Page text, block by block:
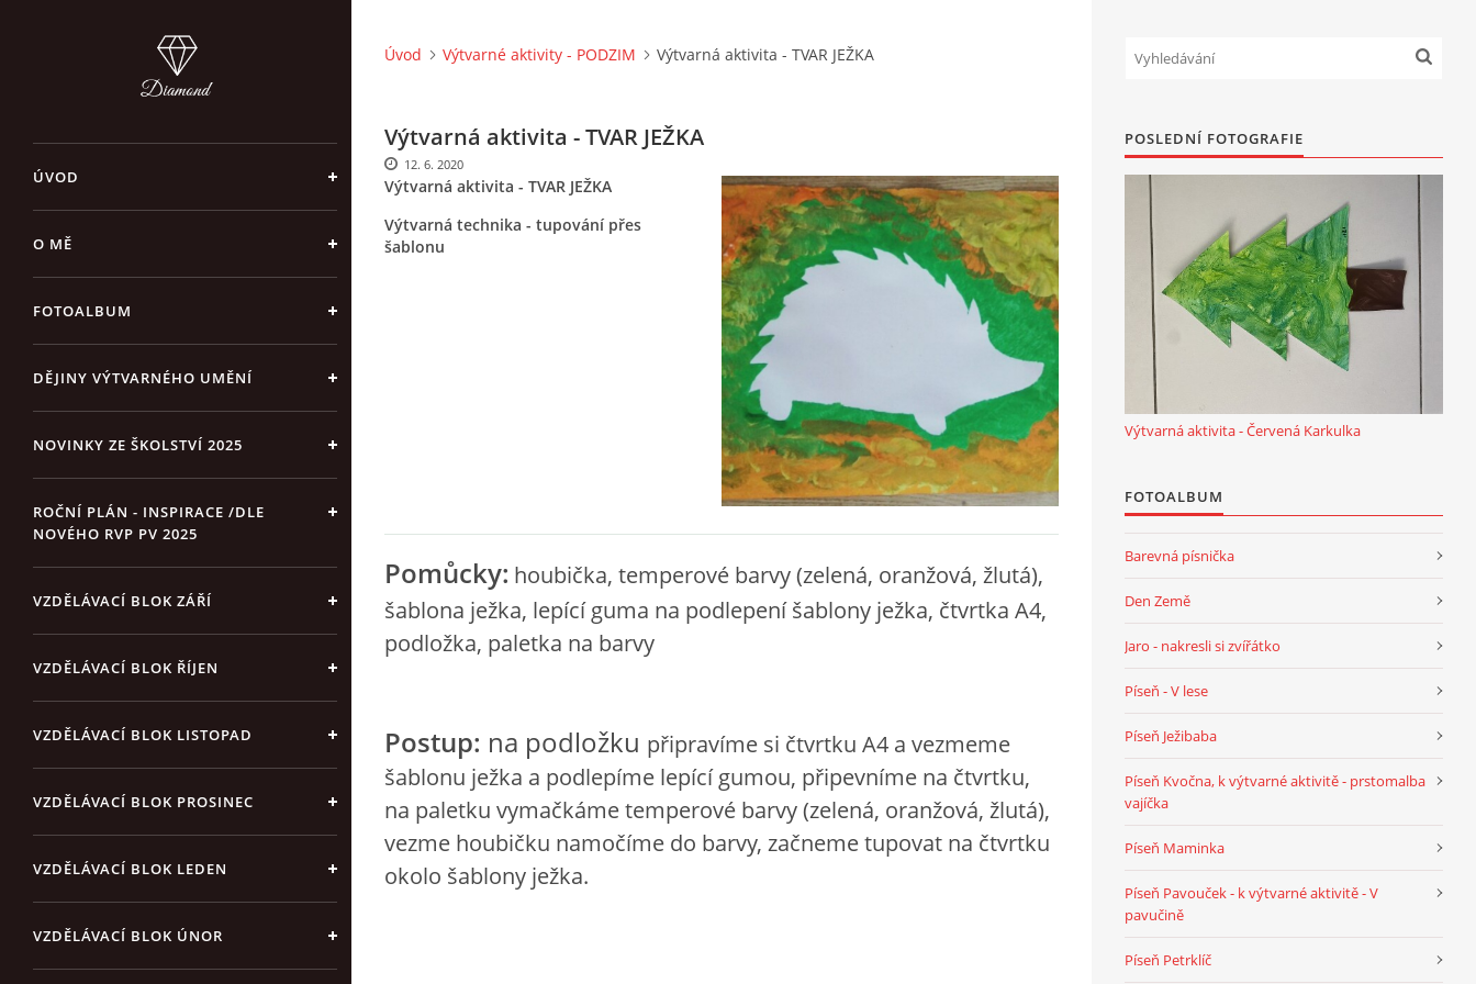
ÚVOD
O MĚ
FOTOALBUM
DĚJINY VÝTVARNÉHO UMĚNÍ
NOVINKY ZE ŠKOLSTVÍ 2025
ROČNÍ PLÁN - INSPIRACE /DLE
NOVÉHO RVP PV 2025
VZDĚLÁVACÍ BLOK ZÁŘÍ
VZDĚLÁVACÍ BLOK ŘÍJEN
VZDĚLÁVACÍ BLOK LISTOPAD
VZDĚLÁVACÍ BLOK PROSINEC
VZDĚLÁVACÍ BLOK LEDEN
VZDĚLÁVACÍ BLOK ÚNOR
Úvod Výtvarné aktivity - PODZIM Výtvarná aktivita - TVAR JEŽKA
Výtvarná aktivita - TVAR JEŽKA
Výtvarná aktivita - TVAR JEŽKA
Výtvarná technika - tupování přes
šablonu
12. 6. 2020
Pomůcky: houbička, temperové barvy (zelená, oranžová, žlutá),
šablona ježka, lepící guma na podlepení šablony ježka, čtvrtka A4,
podložka, paletka na barvy
Postup: na podložku připravíme si čtvrtku A4 a vezmeme
šablonu ježka a podlepíme lepící gumou, připevníme na čtvrtku,
na paletku vymačkáme temperové barvy (zelená, oranžová, žlutá),
vezme houbičku namočíme do barvy, začneme tupovat na čtvrtku
okolo šablony ježka.
POSLEDNÍ FOTOGRAFIE
Výtvarná aktivita - Červená Karkulka
FOTOALBUM
Barevná písnička
Den Země
Jaro - nakresli si zvířátko
Píseň - V lese
Píseň Ježibaba
Píseň Kvočna, k výtvarné aktivitě - prstomalba
vajíčka
Píseň Maminka
Píseň Pavouček - k výtvarné aktivitě - V
pavučině
Píseň Petrklíč